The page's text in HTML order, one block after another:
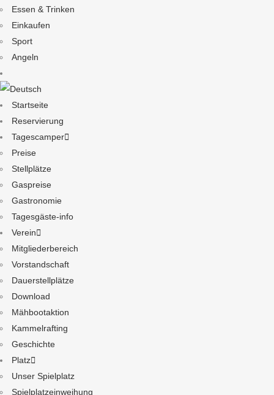
Essen & Trinken
Einkaufen
Sport
Angeln
Startseite
Reservierung
Tagescamper
Preise
Stellplätze
Gaspreise
Gastronomie
Tagesgäste-info
Verein
Mitgliederbereich
Vorstandschaft
Dauerstellplätze
Download
Mähbootaktion
Kammelrafting
Geschichte
Platz
Unser Spielplatz
Spielplatzeinweihung